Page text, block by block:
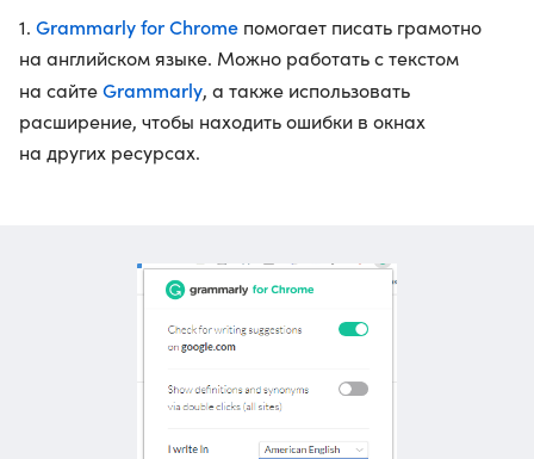
1. Grammarly for Chrome помогает писать грамотно
на английском языке. Можно работать с текстом
на сайтеGrammarly, а также использовать
расширение, чтобы находить ошибки в окнах
на других ресурсах.